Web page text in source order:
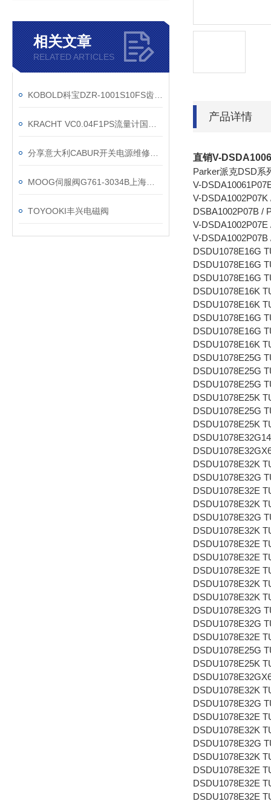
相关文章
RELATED ARTICLES
TOYOOKI丰兴电磁阀
产品详情
直销V-
Parker派克DSD系
V-
V-
DSBA1002P07B /
V-
V-
DSDU1078E16G
DSDU1078E16G
DSDU1078E16G
DSDU1078E16K
DSDU1078E16K
DSDU1078E16G
DSDU1078E16G
DSDU1078E16K
DSDU1078E25G
DSDU1078E25G
DSDU1078E25G
DSDU1078E25K
DSDU1078E25G
DSDU1078E25K
DSDU1078E32K
DSDU1078E32G
DSDU1078E32E
DSDU1078E32K
DSDU1078E32G
DSDU1078E32K
DSDU1078E32E
DSDU1078E32E
DSDU1078E32E
DSDU1078E32K
DSDU1078E32K
DSDU1078E32G
DSDU1078E32G
DSDU1078E32E
DSDU1078E25G
DSDU1078E25K
DSDU1078E32K
DSDU1078E32G
DSDU1078E32E
DSDU1078E32K
DSDU1078E32G
DSDU1078E32K
DSDU1078E32E
DSDU1078E32E
DSDU1078E32E